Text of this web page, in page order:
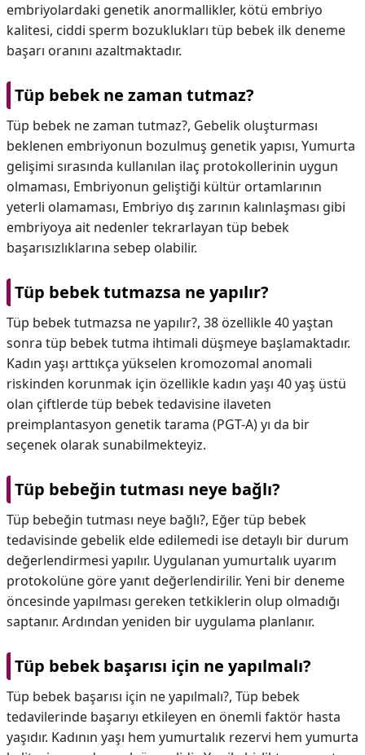
embriyolardaki genetik anormallikler, kötü embriyo
kalitesi, ciddi sperm bozuklukları tüp bebek ilk deneme
başarı oranını azaltmaktadır.
Tüp bebek ne zaman tutmaz?
Tüp bebek ne zaman tutmaz?, Gebelik oluşturması
beklenen embriyonun bozulmuş genetik yapısı, Yumurta
gelişimi sırasında kullanılan ilaç protokollerinin uygun
olmaması, Embriyonun geliştiği kültür ortamlarının
yeterli olamaması, Embriyo dış zarının kalınlaşması gibi
embriyoya ait nedenler tekrarlayan tüp bebek
başarısızlıklarına sebep olabilir.
Tüp bebek tutmazsa ne yapılır?
Tüp bebek tutmazsa ne yapılır?, 38 özellikle 40 yaştan
sonra tüp bebek tutma ihtimali düşmeye başlamaktadır.
Kadın yaşı arttıkça yükselen kromozomal anomali
riskinden korunmak için özellikle kadın yaşı 40 yaş üstü
olan çiftlerde tüp bebek tedavisine ilaveten
preimplantasyon genetik tarama (PGT-A) yı da bir
seçenek olarak sunabilmekteyiz.
Tüp bebeğin tutması neye bağlı?
Tüp bebeğin tutması neye bağlı?, Eğer tüp bebek
tedavisinde gebelik elde edilemedi ise detaylı bir durum
değerlendirmesi yapılır. Uygulanan yumurtalık uyarım
protokolüne göre yanıt değerlendirilir. Yeni bir deneme
öncesinde yapılması gereken tetkiklerin olup olmadığı
saptanır. Ardından yeniden bir uygulama planlanır.
Tüp bebek başarısı için ne yapılmalı?
Tüp bebek başarısı için ne yapılmalı?, Tüp bebek
tedavilerinde başarıyı etkileyen en önemli faktör hasta
yaşıdır. Kadının yaşı hem yumurtalık rezervi hem yumurta